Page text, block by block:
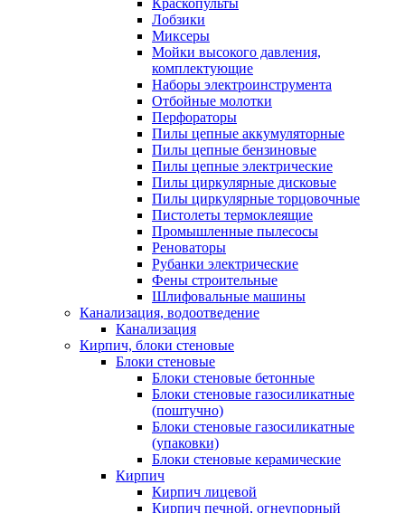
Краскопульты
Лобзики
Миксеры
Мойки высокого давления,
комплектующие
Наборы электроинструмента
Отбойные молотки
Перфораторы
Пилы цепные аккумуляторные
Пилы цепные бензиновые
Пилы цепные электрические
Пилы циркулярные дисковые
Пилы циркулярные торцовочные
Пистолеты термоклеящие
Промышленные пылесосы
Реноваторы
Рубанки электрические
Фены строительные
Шлифовальные машины
Канализация, водоотведение
Канализация
Кирпич, блоки стеновые
Блоки стеновые
Блоки стеновые бетонные
Блоки стеновые газосиликатные
(поштучно)
Блоки стеновые газосиликатные
(упаковки)
Блоки стеновые керамические
Кирпич
Кирпич лицевой
Кирпич печной, огнеупорный